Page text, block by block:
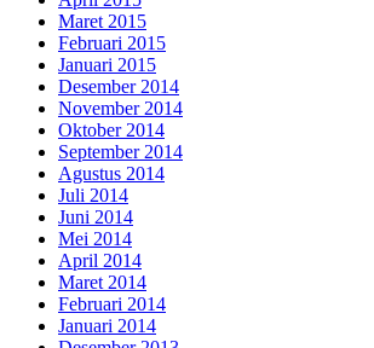
Maret 2015
Februari 2015
Januari 2015
Desember 2014
November 2014
Oktober 2014
September 2014
Agustus 2014
Juli 2014
Juni 2014
Mei 2014
April 2014
Maret 2014
Februari 2014
Januari 2014